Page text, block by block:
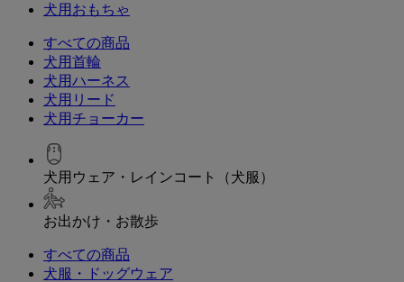
犬用おもちゃ
すべての商品
犬用首輪
犬用ハーネス
犬用リード
犬用チョーカー
犬用ウェア・レインコート（犬服）
お出かけ・お散歩
すべての商品
犬服・ドッグウェア